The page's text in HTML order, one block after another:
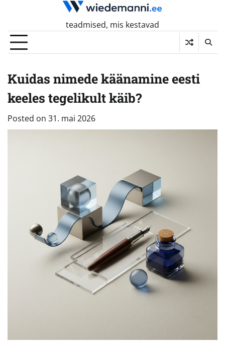
content
teadmised, mis kestavad
Kuidas nimede käänamine eesti
keeles tegelikult käib?
Posted on 31. mai 2026